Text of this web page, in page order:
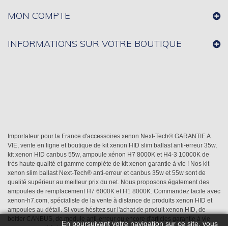
En poursuivant votre navigation sur ce site, vous
Importateur pour la France d'accessoires xenon Next-Tech® GARANTIE A
VIE, vente en ligne et boutique de kit xenon HID slim ballast anti-erreur 35w,
kit xenon HID canbus 55w, ampoule xénon H7 8000K et H4-3 10000K de
très haute qualité et gamme complète de kit xenon garantie à vie ! Nos kit
xenon slim ballast Next-Tech® anti-erreur et canbus 35w et 55w sont de
qualité supérieur au meilleur prix du net. Nous proposons également des
ampoules de remplacement H7 6000K et H1 8000K. Commandez facile avec
xenon-h7.com, spécialiste de la vente à distance de produits xenon HID et
ampoules au détail. Si vous hésitez sur l'achat de produit xenon HID, de
boitier CANBUS, de module anti-erreur ou encore d'articles garantie à vie
MON COMPTE
INFORMATIONS SUR VOTRE BOUTIQUE